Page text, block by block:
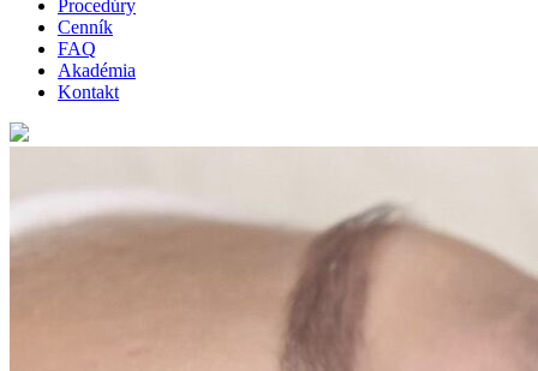
Procedúry
Cenník
FAQ
Akadémia
Kontakt